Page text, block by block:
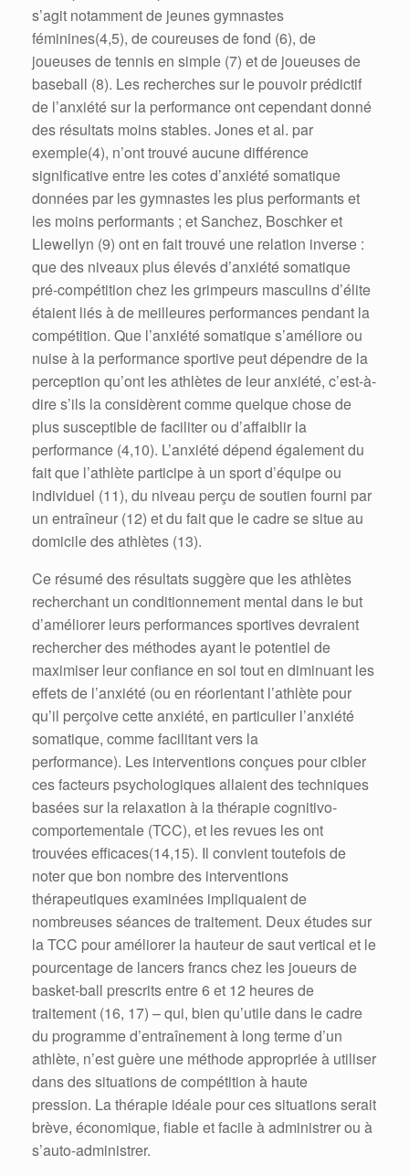
s’agit notamment de jeunes gymnastes
féminines(4,5), de coureuses de fond (6), de
joueuses de tennis en simple (7) et de joueuses de
baseball (8). Les recherches sur le pouvoir prédictif
de l’anxiété sur la performance ont cependant donné
des résultats moins stables. Jones et al. par
exemple(4), n’ont trouvé aucune différence
significative entre les cotes d’anxiété somatique
données par les gymnastes les plus performants et
les moins performants ; et Sanchez, Boschker et
Llewellyn (9) ont en fait trouvé une relation inverse :
que des niveaux plus élevés d’anxiété somatique
pré-compétition chez les grimpeurs masculins d’élite
étaient liés à de meilleures performances pendant la
compétition. Que l’anxiété somatique s’améliore ou
nuise à la performance sportive peut dépendre de la
perception qu’ont les athlètes de leur anxiété, c’est-à-
dire s’ils la considèrent comme quelque chose de
plus susceptible de faciliter ou d’affaiblir la
performance (4,10). L’anxiété dépend également du
fait que l’athlète participe à un sport d’équipe ou
individuel (11), du niveau perçu de soutien fourni par
un entraîneur (12) et du fait que le cadre se situe au
domicile des athlètes (13).
Ce résumé des résultats suggère que les athlètes
recherchant un conditionnement mental dans le but
d’améliorer leurs performances sportives devraient
rechercher des méthodes ayant le potentiel de
maximiser leur confiance en soi tout en diminuant les
effets de l’anxiété (ou en réorientant l’athlète pour
qu’il perçoive cette anxiété, en particulier l’anxiété
somatique, comme facilitant vers la
performance). Les interventions conçues pour cibler
ces facteurs psychologiques allaient des techniques
basées sur la relaxation à la thérapie cognitivo-
comportementale (TCC), et les revues les ont
trouvées efficaces(14,15). Il convient toutefois de
noter que bon nombre des interventions
thérapeutiques examinées impliquaient de
nombreuses séances de traitement. Deux études sur
la TCC pour améliorer la hauteur de saut vertical et le
pourcentage de lancers francs chez les joueurs de
basket-ball prescrits entre 6 et 12 heures de
traitement (16, 17) – qui, bien qu’utile dans le cadre
du programme d’entraînement à long terme d’un
athlète, n’est guère une méthode appropriée à utiliser
dans des situations de compétition à haute
pression. La thérapie idéale pour ces situations serait
brève, économique, fiable et facile à administrer ou à
s’auto-administrer.